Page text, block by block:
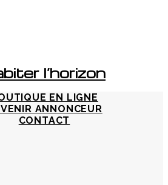
l’horizon
EN LIGNE
ANNONCEUR
CONTACT